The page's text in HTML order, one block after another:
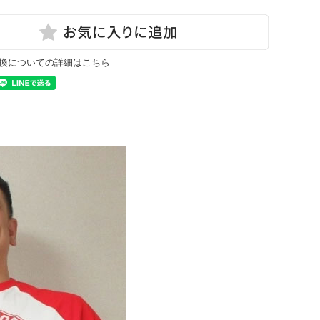
についての詳細はこちら